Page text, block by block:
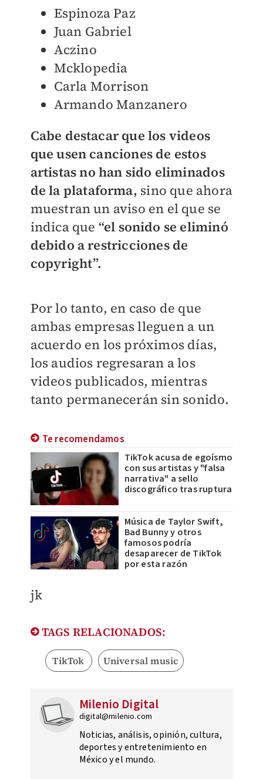
Espinoza Paz
Juan Gabriel
Aczino
Mcklopedia
Carla Morrison
Armando Manzanero
Cabe destacar que los videos
que usen canciones de estos
artistas no han sido eliminados
de la plataforma, sino que ahora
muestran un aviso en el que se
indica que “el sonido se eliminó
debido a restricciones de
copyright”.
Por lo tanto, en caso de que
ambas empresas lleguen a un
acuerdo en los próximos días,
los audios regresaran a los
videos publicados, mientras
tanto permanecerán sin sonido.
Te recomendamos
TikTok acusa de egoísmo
con sus artistas y "falsa
narrativa" a sello
discográfico tras ruptura
Música de Taylor Swift,
Bad Bunny y otros
famosos podría
desaparecer de TikTok
por esta razón
jk
TAGS RELACIONADOS:
TikTok Universal music
Milenio Digital
digital@milenio.com
Noticias, análisis, opinión, cultura,
deportes y entretenimiento en
México y el mundo.